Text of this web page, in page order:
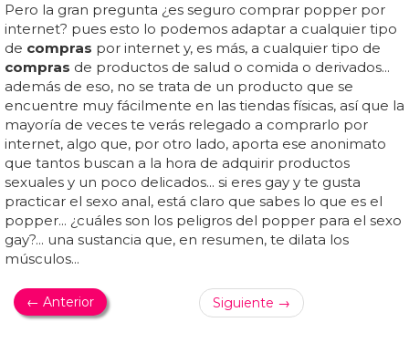
Pero la gran pregunta ¿es seguro comprar popper por
internet? pues esto lo podemos adaptar a cualquier tipo
de compras por internet y, es más, a cualquier tipo de
compras de productos de salud o comida o derivados...
además de eso, no se trata de un producto que se
encuentre muy fácilmente en las tiendas físicas, así que la
mayoría de veces te verás relegado a comprarlo por
internet, algo que, por otro lado, aporta ese anonimato
que tantos buscan a la hora de adquirir productos
sexuales y un poco delicados... si eres gay y te gusta
practicar el sexo anal, está claro que sabes lo que es el
popper... ¿cuáles son los peligros del popper para el sexo
gay?... una sustancia que, en resumen, te dilata los
músculos...
← Anterior Siguiente →